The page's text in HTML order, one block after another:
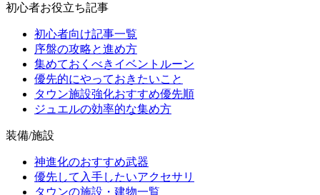
初心者お役立ち記事
初心者向け記事一覧
序盤の攻略と進め方
集めておくべきイベントルーン
優先的にやっておきたいこと
タウン施設強化おすすめ優先順
ジュエルの効率的な集め方
装備/施設
神進化のおすすめ武器
優先して入手したいアクセサリ
タウンの施設・建物一覧